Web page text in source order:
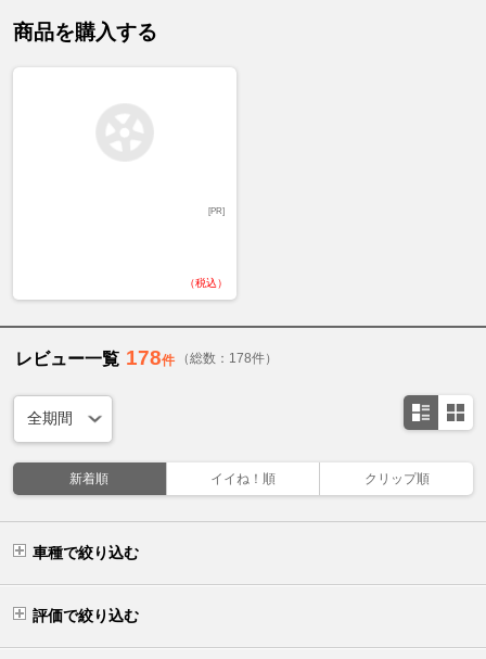
商品を購入する
[PR]
（税込）
レビュー一覧 178件 （総数：178件）
新着順 イイね！順 クリップ順
車種で絞り込む
評価で絞り込む